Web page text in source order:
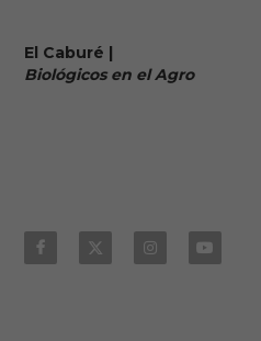
El Caburé |
Biológicos en el Agro